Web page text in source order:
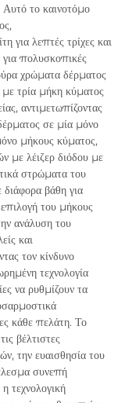
το καινοτόμο
για λεπτές τρίχες και
πολυσκοπικές
χρώματα δέρματος
με τρία μήκη κύματος
αντιμετωπίζοντας
σε μία μόνο
μήκους κύματος,
με λέιζερ διόδου με
στρώματα του
διάφορα βάθη για
του μήκους
ανάλυση του
και
τον κίνδυνο
τεχνολογία
να ρυθμίζουν τα
κάθε πελάτη. Το
βέλτιστες
την ευαισθησία του
συνεπή
τεχνολογική